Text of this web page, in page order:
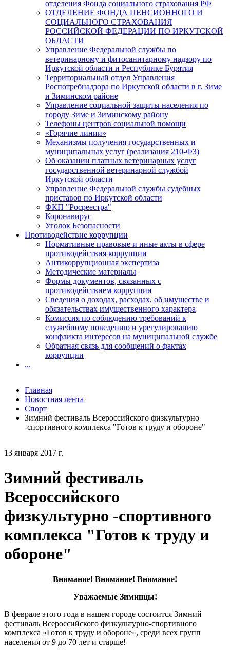
13 января 2017 г.
Зимний фестиваль
Всероссийского
физкультурно -спортивного
комплекса "Готов к труду и
обороне"
Внимание! Внимание! Внимание!
Уважаемые Зиминцы!
В феврале этого года в нашем городе состоится Зимний
фестиваль Всероссийского физкультурно-спортивного
комплекса «Готов к труду и обороне», среди всех групп
населения от 9 до 70 лет и старше!
отделения Фонда социального страхования РФ
ОТДЕЛЕНИЕ ФОНДА ПЕНСИОННОГО И
СОЦИАЛЬНОГО СТРАХОВАНИЯ
РОССИЙСКОЙ ФЕДЕРАЦИИ ПО ИРКУТСКОЙ
ОБЛАСТИ
Управление Федеральной службы по
ветеринарному и фитосанитарному надзору по
Иркутской области и Республике Бурятия
Территориальный отдел Управления
Роспотребнадзора по Иркутской области в г. Зиме
и Зиминском районе
Управление социальной защиты населения по
городу Зиме и Зиминскому району
Телефоны центров социальной помощи
«Горячие линии»
Механизмы получения государственных и
муниципальных услуг (реализация 210-ФЗ)
Об оказании платных ветеринарных услуг
государственной ветеринарной службой
Иркутской области
Управление Федеральной службы судебных
приставов по Иркутской области
ФКП "Росреестра"
Коронавирус
Уголок Безопасности
Противодействие коррупции
Нормативные правовые и иные акты в сфере
противодействия коррупции
Антикоррупционная экспертиза
Методические материалы
Формы документов, связанных с
противодействием коррупции
Сведения о доходах, расходах, об имуществе и
обязательствах имущественного характера
Комиссия по соблюдению требований к
служебному поведению и урегулированию
конфликта интересов на муниципальной службе
Обратная связь для сообщений о фактах
коррупции
...
Главная
Новостная лента
Спорт
Зимний фестиваль Всероссийского физкультурно
-спортивного комплекса "Готов к труду и обороне"